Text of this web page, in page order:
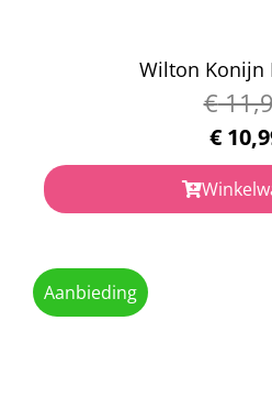
Wilton Konijn
€
€
Aanbieding